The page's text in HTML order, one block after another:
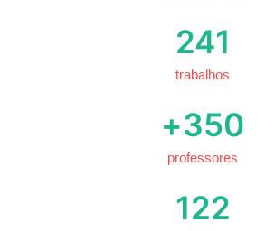
trabalhos
241
professores
+350
122